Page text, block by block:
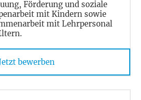
Förderung und soziale
mit Kindern sowie
mit Lehrpersonal
bewerben